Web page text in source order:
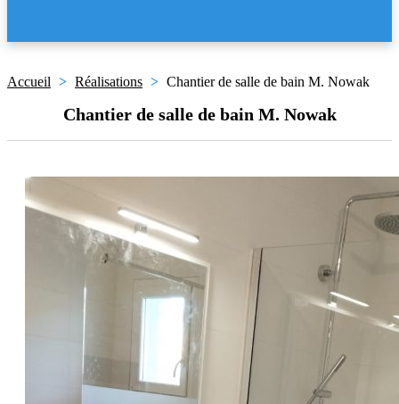
Accueil > Réalisations > Chantier de salle de bain M. Nowak
Chantier de salle de bain M. Nowak